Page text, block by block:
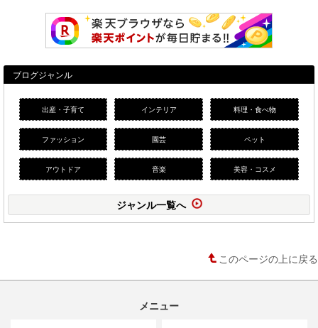
ブログジャンル
出産・子育て インテリア 料理・食べ物
ファッション 園芸 ペット
アウトドア 音楽 美容・コスメ
ジャンル一覧へ
このページの上に戻る
メニュー